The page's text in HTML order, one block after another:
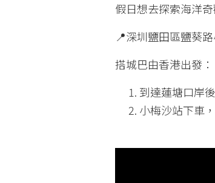
假日想去探索海洋
📍深圳鹽田區鹽葵
搭城巴由香港出發：
到達蓮塘口岸
小梅沙站下車